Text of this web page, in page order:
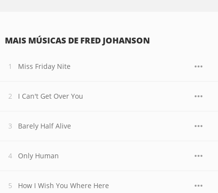
MAIS MÚSICAS DE FRED JOHANSON
Miss Friday Nite
I Can't Get Over You
Barely Half Alive
Only Human
How I Wish You Where Here